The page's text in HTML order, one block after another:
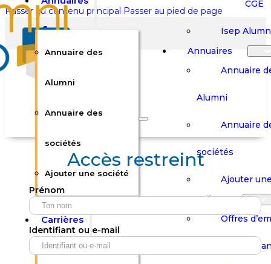
Passer au contenu principal Passer au pied de page
Rechercher sur le site
Rechercher
Votre panier est vide.
Boutique
Panier
Boutique
Annuaire des
Alumni
Annuaire des
sociétés
Ajouter une société
Carrières
CGE
Isep
Annuaires
Annuaire
Alumni
Annuaire
sociétés
Ajouter
Carrières
Offres
Stages /
Accès restreint
Prénom
Identifiant ou e-mail